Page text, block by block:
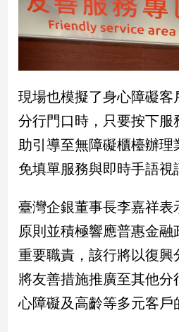
寵
Pet
影
音
專
區
作
媒
體
投
稿
現場也模擬了身心障礙客
分行門口時，只要按下服
助引導至無障礙櫃檯辦理
免填單服務與即時手語視
臺灣企銀董事長李嘉祥表
原則並積極響應普惠金融
重要職責，該行將以復興
將友善措施推廣至其他分
心障礙及高齡等多元客戶